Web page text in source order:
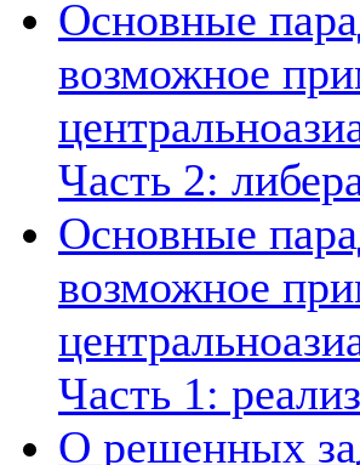
Основные
возможное
Часть 2:
Основные
возможное
Часть 1:
О решенных